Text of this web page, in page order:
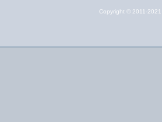
Copyright © 2011-